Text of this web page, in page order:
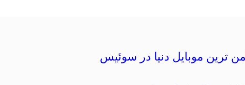
ترین موبایل دنیا در سوئیس